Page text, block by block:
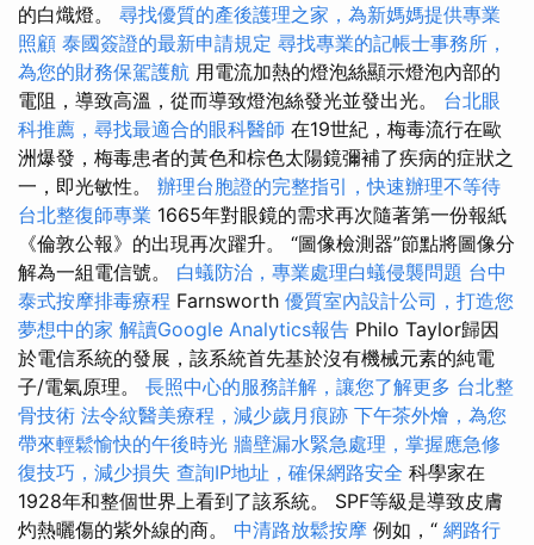
的白熾燈。 尋找優質的產後護理之家，為新媽媽提供專業
照顧 泰國簽證的最新申請規定 尋找專業的記帳士事務所，
為您的財務保駕護航 用電流加熱的燈泡絲顯示燈泡內部的
電阻，導致高溫，從而導致燈泡絲發光並發出光。 台北眼
科推薦，尋找最適合的眼科醫師 在19世紀，梅毒流行在歐
洲爆發，梅毒患者的黃色和棕色太陽鏡彌補了疾病的症狀之
一，即光敏性。 辦理台胞證的完整指引，快速辦理不等待
台北整復師專業 1665年對眼鏡的需求再次隨著第一份報紙
《倫敦公報》的出現再次躍升。 “圖像檢測器”節點將圖像分
解為一組電信號。 白蟻防治，專業處理白蟻侵襲問題 台中
泰式按摩排毒療程 Farnsworth 優質室內設計公司，打造您
夢想中的家 解讀Google Analytics報告 Philo Taylor歸因
於電信系統的發展，該系統首先基於沒有機械元素的純電
子/電氣原理。 長照中心的服務詳解，讓您了解更多 台北整
骨技術 法令紋醫美療程，減少歲月痕跡 下午茶外燴，為您
帶來輕鬆愉快的午後時光 牆壁漏水緊急處理，掌握應急修
復技巧，減少損失 查詢IP地址，確保網路安全 科學家在
1928年和整個世界上看到了該系統。 SPF等級是導致皮膚
灼熱曬傷的紫外線的商。 中清路放鬆按摩 例如，“ 網路行